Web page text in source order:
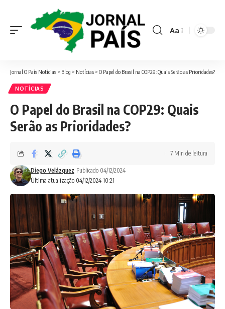
Font
Aa
Jornal O País Notícias > Blog > Notícias > O Papel do Brasil na COP29: Quais Serão as Prioridades?
NOTÍCIAS
O Papel do Brasil na COP29: Quais
Serão as Prioridades?
Última atualização 04/12/2024 10:21
Diego Velázquez Publicado 04/12/2024
7 Min de leitura